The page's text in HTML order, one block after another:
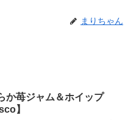
まりちゃん
か苺ジャム＆ホイップ
】